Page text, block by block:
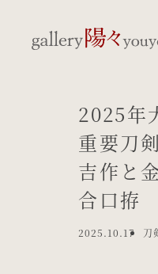
2025
重要刀
吉作と
合口拵
2025.10.17 刀